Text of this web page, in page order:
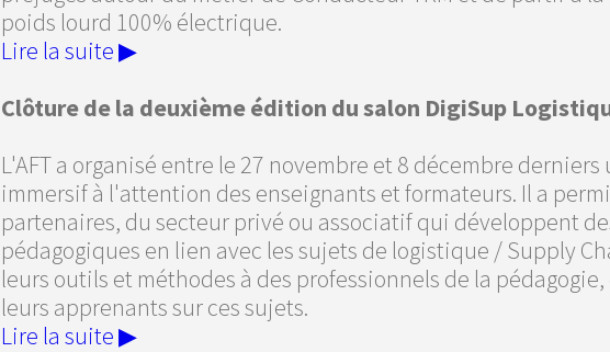
poids lourd 100% électrique.
Lire la suite ▶
Clôture de la deuxième édition du salon DigiSup
L'AFT a organisé entre le 27 novembre et 8 décembre
immersif à l'attention des enseignants et formateurs. Il a
partenaires, du secteur privé ou associatif qui développent
pédagogiques en lien avec les sujets de logistique / Supply
leurs outils et méthodes à des professionnels de la
leurs apprenants sur ces sujets.
Lire la suite ▶